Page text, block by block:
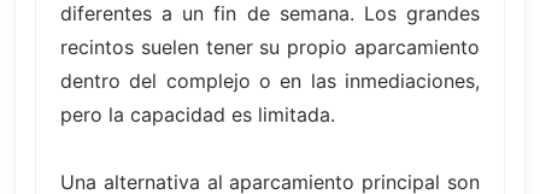
diferentes a un fin de semana. Los grandes
recintos suelen tener su propio aparcamiento
dentro del complejo o en las inmediaciones,
pero la capacidad es limitada.
Una alternativa al aparcamiento principal son